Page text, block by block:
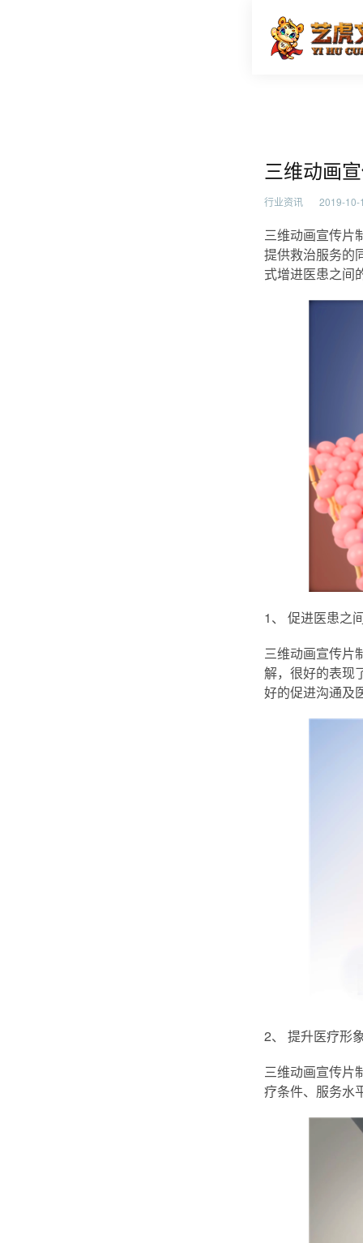
三维动
三维动画
行业资讯 2019-10-
三维动画宣传片
提供救治服务的
式增进医患之间
1、 促进医患之
三维动画宣传片
解，很好的表现
好的促进沟通及
2、 提升医疗形
三维动画宣传片
疗条件、服务水